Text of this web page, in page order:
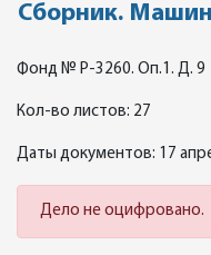
Сборник.
Фонд № Р-3260. Оп.1. Д. 9
Кол-во листов: 27
Даты документов: 17
Дело не оцифровано.